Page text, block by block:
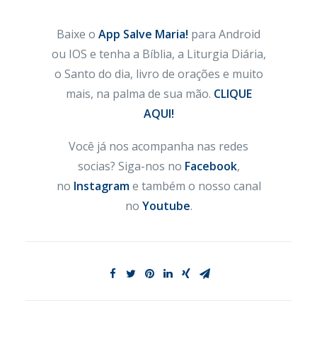
Baixe o App Salve Maria! para Android
ou IOS e tenha a Bíblia, a Liturgia Diária,
o Santo do dia, livro de orações e muito
mais, na palma de sua mão. CLIQUE
AQUI!
Você já nos acompanha nas redes
socias? Siga-nos no Facebook,
no Instagrame também o nosso canal
no Youtube.